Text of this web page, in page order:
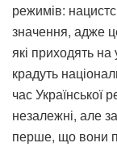
режимів:
значення, адже
які приходять на
крадуть
час Української
незалежні, але
перше, що вони